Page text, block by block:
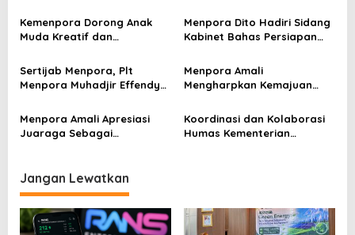
o
Atas Dukungan Penuhnya
Kemenpora Dorong Anak
Muda Kreatif dan
Internasional
Menpora Dito Hadiri Sidang
Kabinet Bahas Persiapan
Sertijab Menpora, Plt
Menpora Muhadjir Effendy
Berjalan dengan Baik
Menpora Amali
Mengharpkan Kemajuan
Menpora Amali Apresiasi
Juaraga Sebagai
Dunia U-20
Koordinasi dan Kolaborasi
Humas Kementerian
Jangan Lewatkan